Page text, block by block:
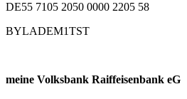
DE55 7105 2050 0000 2205 58
BYLADEM1TST
meine Volksbank Raiffeisenbank eG